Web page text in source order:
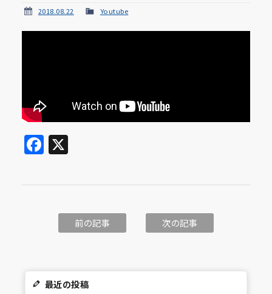
2018.08.22 Youtube
Facebook
X
前の記事 次の記事
最近の投稿